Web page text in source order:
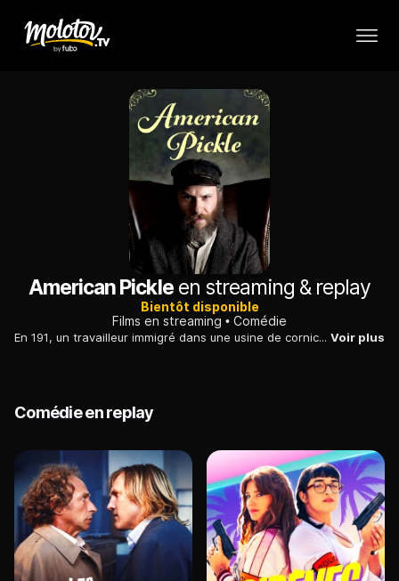
American Pickleen streaming & replay
Bientôt disponible
Films en streaming
Comédie
En 191, un travailleur immigré dans une usine de cornichons tombe accidentellement dans un bain de saumure et se réveille 100 ans plus tard. Voir plus
Comédie en replay